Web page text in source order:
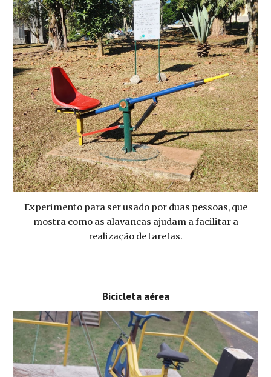
Experimento para ser usado por duas pessoas, que
mostra como as alavancas ajudam a facilitar a
realização de tarefas.
Bicicleta aérea